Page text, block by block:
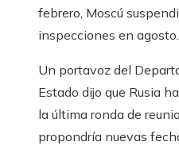
febrero, Moscú
inspecciones en agosto.
Un portavoz del
Estado dijo que Rusia
la última ronda de
propondría nuevas